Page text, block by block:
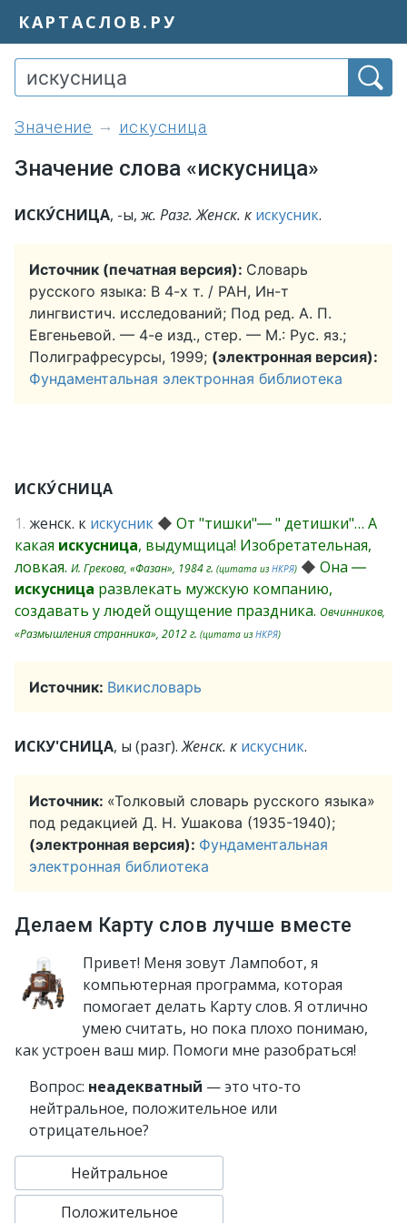
КАРТАСЛОВ.РУ
значение искусница
Значение слова «искусница»
ИСКУ́СНИЦА, -ы,ж. Разг. Женск. к искусник.
Источник (печатная версия): Словарь
русского языка: В 4-х т. / РАН, Ин-т
лингвистич. исследований; Под ред. А. П.
Евгеньевой. — 4-е изд., стер. — М.: Рус. яз.;
Полиграфресурсы, 1999; (электронная версия):
Фундаментальная электронная библиотека
ИСКУ́СНИЦА
1. женск. к искусник ◆ От "тишки"― " детишки"… А
какая искусница, выдумщица! Изобретательная,
ловкая. И. Грекова, «Фазан», 1984 г. (цитата из НКРЯ) ◆ Она ―
искусница развлекать мужскую компанию,
создавать у людей ощущение праздника. Овчинников,
«Размышления странника», 2012 г. (цитата из НКРЯ)
Источник: Викисловарь
ИСКУ'СНИЦА, ы (разг).Женск. к искусник.
Источник: «Толковый словарь русского языка»
под редакцией Д. Н. Ушакова (1935-1940);
(электронная версия): Фундаментальная
электронная библиотека
Делаем Карту слов лучше вместе
Привет! Меня зовут Лампобот, я
компьютерная программа, которая
помогает делать Карту слов. Я отлично
умею считать, но пока плохо понимаю,
как устроен ваш мир. Помоги мне разобраться!
Вопрос: неадекватный — это что-то
нейтральное, положительное или
отрицательное?
Нейтральное
Положительное